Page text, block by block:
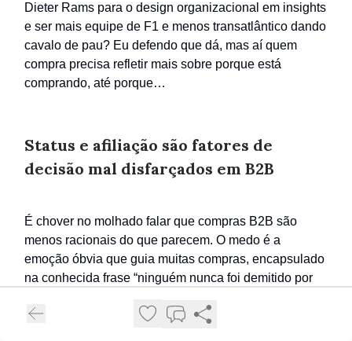
Dieter Rams para o design organizacional em insights
e ser mais equipe de F1 e menos transatlântico dando
cavalo de pau? Eu defendo que dá, mas aí quem
compra precisa refletir mais sobre porque está
comprando, até porque…
Status e afiliação são fatores de
decisão mal disfarçados em B2B
É chover no molhado falar que compras B2B são
menos racionais do que parecem. O medo é a
emoção óbvia que guia muitas compras, encapsulado
na conhecida frase “ninguém nunca foi demitido por
papel
em B2B - é só olhar o tamanho da